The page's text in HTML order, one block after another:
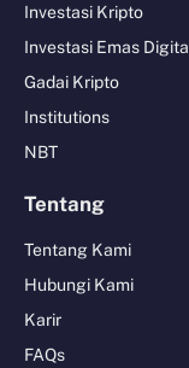
Investasi Kripto
Investasi Emas
Gadai Kripto
Institutions
NBT
Tentang
Tentang Kami
Hubungi Kami
Karir
FAQs